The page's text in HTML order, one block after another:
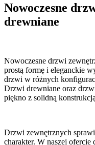
Nowoczesne
drewniane
Nowoczesne drzwi
prostą formę i eleganckie
drzwi w różnych
Drzwi drewniane oraz
piękno z solidną
Drzwi zewnętrznych
charakter. W naszej ofercie